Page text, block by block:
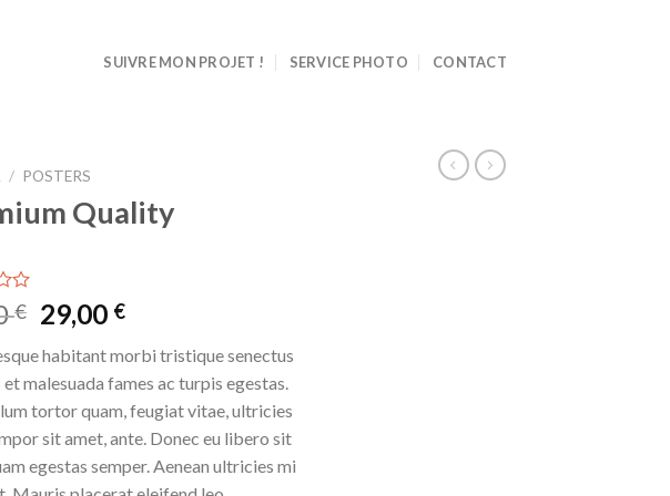
SUIVRE MON PROJET ! SERVICE PHOTO CONTACT
/ POSTERS
Quality
€ Le
prix
initial
était :
29,00 €.
29,00 €Le
actuel
est :
29,00 €.
habitant morbi tristique senectus
malesuada fames ac turpis egestas.
tortor quam, feugiat vitae, ultricies
sit amet, ante. Donec eu libero sit
egestas semper. Aenean ultricies mi